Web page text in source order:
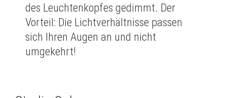
des Leuchtenkopfes gedimmt. Der
Vorteil: Die Lichtverhältnisse passen
sich Ihren Augen an und nicht
umgekehrt!